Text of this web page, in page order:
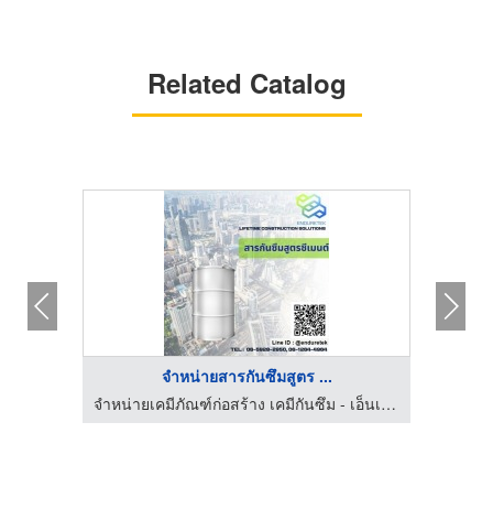
Related Catalog
จำหน่ายสารกันซึมสูตร ...
จำหน่ายเคมีภัณฑ์ก่อสร้าง เคมีกันซึม - เอ็นเดอร์เทค